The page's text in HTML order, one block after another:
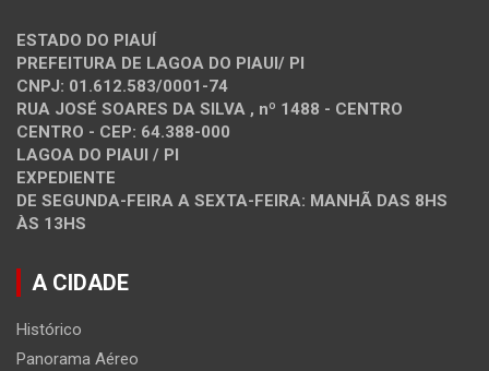
ESTADO DO PIAUÍ
PREFEITURA DE LAGOA DO PIAUI/ PI
CNPJ: 01.612.583/0001-74
RUA JOSÉ SOARES DA SILVA , nº 1488 - CENTRO
CENTRO - CEP: 64.388-000
LAGOA DO PIAUI / PI
EXPEDIENTE
DE SEGUNDA-FEIRA A SEXTA-FEIRA: MANHÃ DAS 8HS
ÀS 13HS
A CIDADE
Histórico
Panorama Aéreo